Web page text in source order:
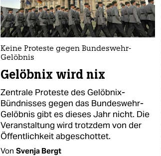
Keine Proteste gegen Bundeswehr-
Gelöbnis
Gelöbnix wird nix
Zentrale Proteste des Gelöbnix-
Bündnisses gegen das Bundeswehr-
Gelöbnis gibt es dieses Jahr nicht. Die
Veranstaltung wird trotzdem von der
Öffentlichkeit abgeschottet.
Von Svenja Bergt